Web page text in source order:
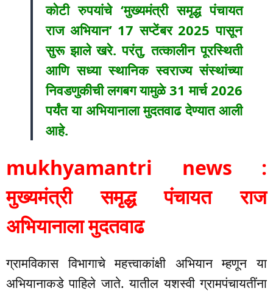
कोटी रुपयांचे ‘मुख्यमंत्री समृद्ध पंचायत
राज अभियान’ 17 सप्टेंबर 2025 पासून
सुरू झाले खरे. परंतु, तत्कालीन पूरस्थिती
आणि सध्या स्थानिक स्वराज्य संस्थांच्या
निवडणुकीची लगबग यामुळे 31 मार्च 2026
पर्यंत या अभियानाला मुदतवाढ देण्यात आली
आहे.
mukhyamantri news :
मुख्यमंत्री समृद्ध पंचायत राज
अभियानाला मुदतवाढ
ग्रामविकास विभागाचे महत्त्वाकांक्षी अभियान म्हणून या
अभियानाकडे पाहिले जाते. यातील यशस्वी ग्रामपंचायतींना